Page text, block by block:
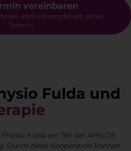
vereinbaren
und unkompliziert einen
Termin
Fulda und
Fulda ein Teil der APELOS
Durch diese Kooperation können